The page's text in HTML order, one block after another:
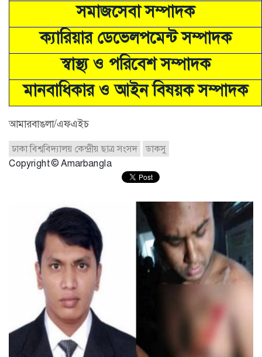
সমাজসেবা সম্পাদক
ক্যারিয়ার ডেভেলপমেন্ট সম্পাদক
স্বাস্থ্য ও পরিবেশ সম্পাদক
মানবাধিকার ও আইন বিষয়ক সম্পাদক
আমারবাঙলা/এফএইচ
ঢাকা বিশ্ববিদ্যালয় কেন্দ্রীয় ছাত্র সংসদ
ডাকসু
Copyright © Amarbangla